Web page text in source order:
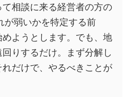
て相談に来る経営者の方の
が弱いかを特定する前
ようとします。でも、地
りするだけ。まず分解し
だけで、やるべきことが